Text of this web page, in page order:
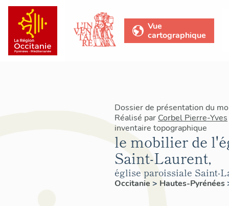
Vue
cartographique
Dossier de présentation du
Réalisé par Corbel Pierre-Yves
inventaire topographique
le mobilier de
Saint-Laurent,
église paroissiale Saint-
Occitanie > Hautes-Pyrénées